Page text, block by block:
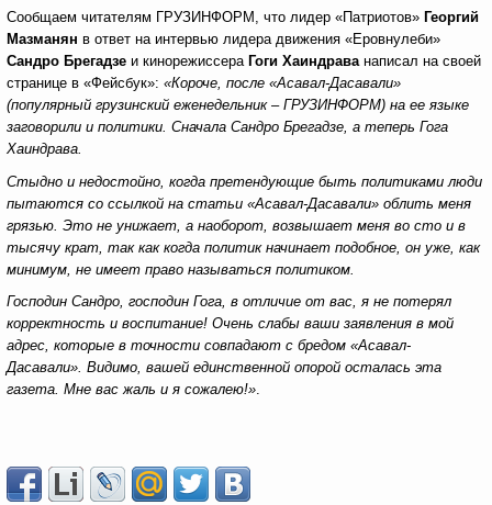
Сообщаем читателям ГРУЗИНФОРМ, что лидер «Патриотов» Георгий
Мазманян в ответ на интервью лидера движения «Еровнулеби»
Сандро Брегадзе и кинорежиссера Гоги Хаиндраванаписал на своей
странице в «Фейсбук»: «Короче, после «Асавал-Дасавали»
(популярный грузинский еженедельник – ГРУЗИНФОРМ) на ее языке
заговорили и политики. Сначала Сандро Брегадзе, а теперь Гога
Хаиндрава.
Стыдно и недостойно, когда претендующие быть политиками люди
пытаются со ссылкой на статьи «Асавал-Дасавали» облить меня
грязью. Это не унижает, а наоборот, возвышает меня во сто и в
тысячу крат, так как когда политик начинает подобное, он уже, как
минимум, не имеет право называться политиком.
Господин Сандро, господин Гога, в отличие от вас, я не потерял
корректность и воспитание! Очень слабы ваши заявления в мой
адрес, которые в точности совпадают с бредом «Асавал-
Дасавали». Видимо, вашей единственной опорой осталась эта
газета. Мне вас жаль и я сожалею!».